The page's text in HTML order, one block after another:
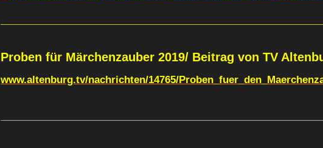
Proben für Märchenzauber 2019/ Beitrag von TV
www.altenburg.tv/nachrichten/14765/